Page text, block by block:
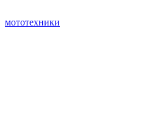
мототехники